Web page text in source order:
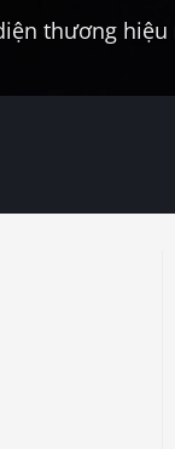
thương hiệu